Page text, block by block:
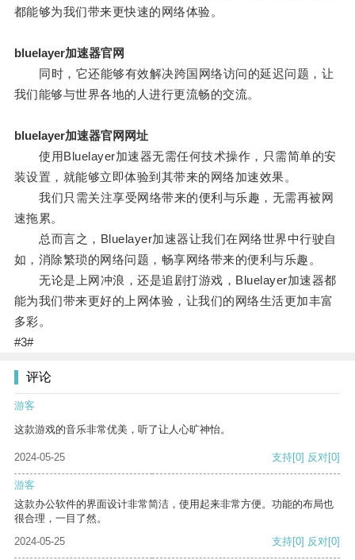
都能够为我们带来更快速的网络体验。
bluelayer加速器官网
同时，它还能够有效解决跨国网络访问的延迟问题，让
我们能够与世界各地的人进行更流畅的交流。
bluelayer加速器官网网址
使用Bluelayer加速器无需任何技术操作，只需简单的安
装设置，就能够立即体验到其带来的网络加速效果。
我们只需关注享受网络带来的便利与乐趣，无需再被网
速拖累。
总而言之，Bluelayer加速器让我们在网络世界中行驶自
如，消除繁琐的网络问题，畅享网络带来的便利与乐趣。
无论是上网冲浪，还是追剧打游戏，Bluelayer加速器都
能为我们带来更好的上网体验，让我们的网络生活更加丰富
多彩。
#3#
评论
游客
这款游戏的音乐非常优美，听了让人心旷神怡。
2024-05-25 支持[0] 反对[0]
游客
这款办公软件的界面设计非常简洁，使用起来非常方便。功能的布局也
很合理，一目了然。
2024-05-25
支持[0] 反对[0]